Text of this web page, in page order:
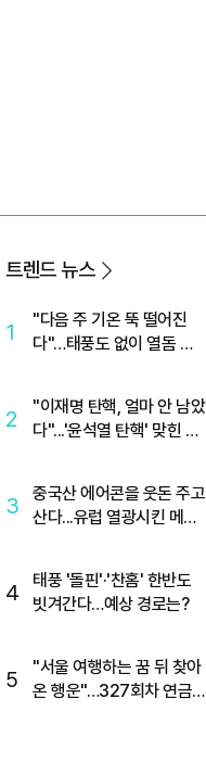
트렌드 뉴스
1
"다음 주 기온 뚝 떨어진
다"…태풍도 없이 열돔 박
2
"이재명 탄핵, 얼마 안 남았
다"...'윤석열 탄핵' 맞힌 무
3
중국산 에어콘을 웃돈 주고
산다...유럽 열광시킨 메이
4
태풍 '돌핀'·'찬홈' 한반도
빗겨간다…예상 경로는?
5
"서울 여행하는 꿈 뒤 찾아
온 행운"…327회차 연금